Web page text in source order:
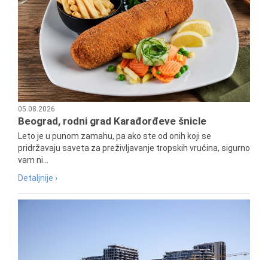
05.08.2026
Beograd, rodni grad Karađorđeve šnicle
Leto je u punom zamahu, pa ako ste od onih koji se
pridržavaju saveta za preživljavanje tropskih vrućina, sigurno
vam ni...
Detaljnije ›